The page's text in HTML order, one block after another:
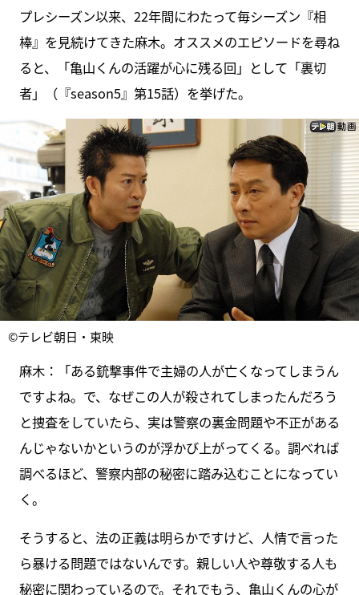
プレシーズン以来、22年間にわたって毎シーズン『相
棒』を見続けてきた麻木。オススメのエピソードを尋ね
ると、「亀山くんの活躍が心に残る回」として「裏切
者」（『season5』第15話）を挙げた。
©テレビ朝日・東映
麻木：「ある銃撃事件で主婦の人が亡くなってしまうん
ですよね。で、なぜこの人が殺されてしまったんだろう
と捜査をしていたら、実は警察の裏金問題や不正がある
んじゃないかというのが浮かび上がってくる。調べれば
調べるほど、警察内部の秘密に踏み込むことになってい
く。
そうすると、法の正義は明らかですけど、人情で言った
ら暴ける問題ではないんです。親しい人や尊敬する人も
秘密に関わっているので。それでもう、亀山くんの心が